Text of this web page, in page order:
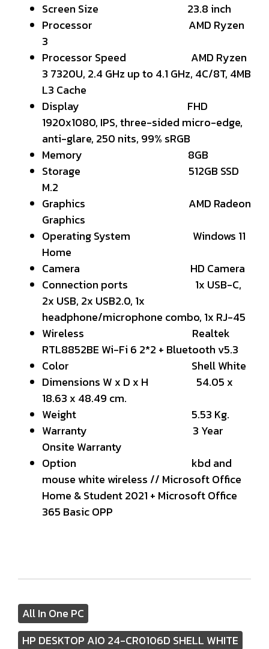
Screen Size 23.8 inch
Processor AMD Ryzen
3
Processor Speed AMD Ryzen
3 7320U, 2.4 GHz up to 4.1 GHz, 4C/8T, 4MB
L3 Cache
Display FHD
1920x1080, IPS, three-sided micro-edge,
anti-glare, 250 nits, 99% sRGB
Memory 8GB
Storage 512GB SSD
M.2
Graphics AMD Radeon
Graphics
Operating System Windows 11
Home
Camera HD Camera
Connection ports 1x USB-C,
2x USB, 2x USB2.0, 1x
headphone/microphone combo, 1x RJ-45
Wireless Realtek
RTL8852BE Wi-Fi 6 2*2 + Bluetooth v5.3
Color Shell White
Dimensions W x D x H 54.05 x
18.63 x 48.49 cm.
Weight 5.53 Kg.
Warranty 3 Year
Onsite Warranty
Option kbd and
mouse white wireless // Microsoft Office
Home & Student 2021 + Microsoft Office
365 Basic OPP
All In One PC
HP DESKTOP AIO 24-CR0106D SHELL WHITE